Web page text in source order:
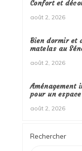
Confort et
août 2, 2026
Bien dormir et
matelas au
août 2, 2026
Aménagement
pour un
août 2, 2026
Rechercher